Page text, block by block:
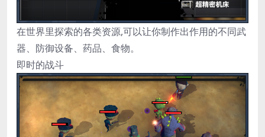
在世界里探索的各类资源,可以让你制作出作用的不同武
器、防御设备、药品、食物。
即时的战斗